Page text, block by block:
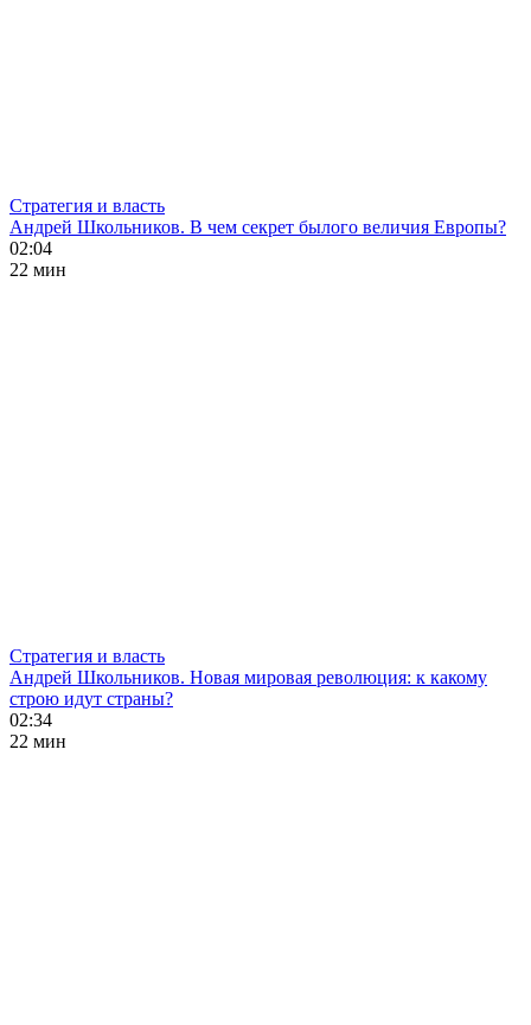
Стратегия и власть
Андрей Школьников. В чем секрет былого величия Европы?
02:04
22 мин
Стратегия и власть
Андрей Школьников. Новая мировая революция: к какому
строю идут страны?
02:34
22 мин